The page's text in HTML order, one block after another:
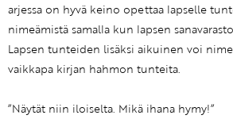
arjessa on hyvä keino opettaa lapselle
nimeämistä samalla kun lapsen
Lapsen tunteiden lisäksi aikuinen voi
vaikkapa kirjan hahmon tunteita.
”Näytät niin iloiselta. Mikä ihana hymy!”